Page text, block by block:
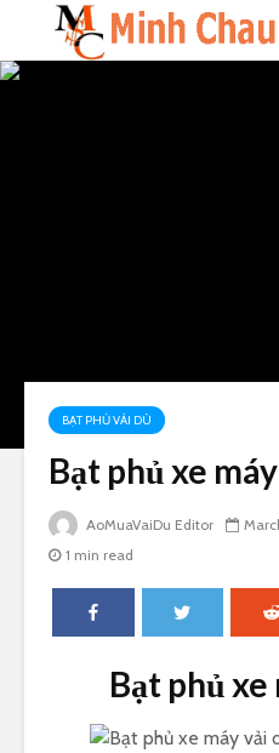
BẠT PHỦ VẢI DÙ
Bạt phủ xe
AoMuaVaiDu Editor
1 min read
Bạt phủ xe